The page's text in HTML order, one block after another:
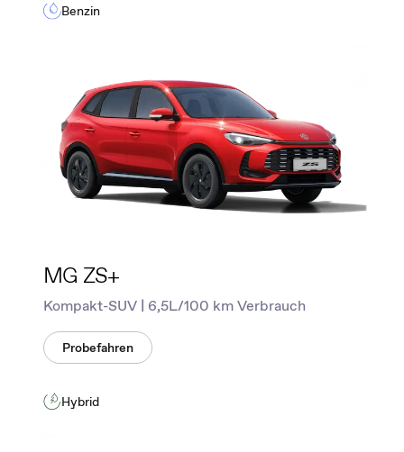
Benzin
MG ZS+
Kompakt-SUV | 6,5L/100 km Verbrauch
Probefahren
Hybrid